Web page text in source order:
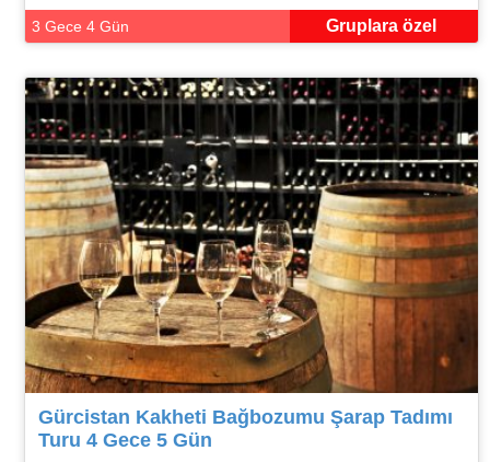
3 Gece 4 Gün Gruplara özel
Gürcistan Kakheti Bağbozumu Şarap Tadımı
Turu 4 Gece 5 Gün